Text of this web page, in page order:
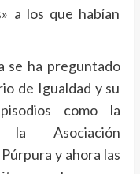
a los que habían
se ha preguntado
de Igualdad y su
como la
Asociación
y ahora las